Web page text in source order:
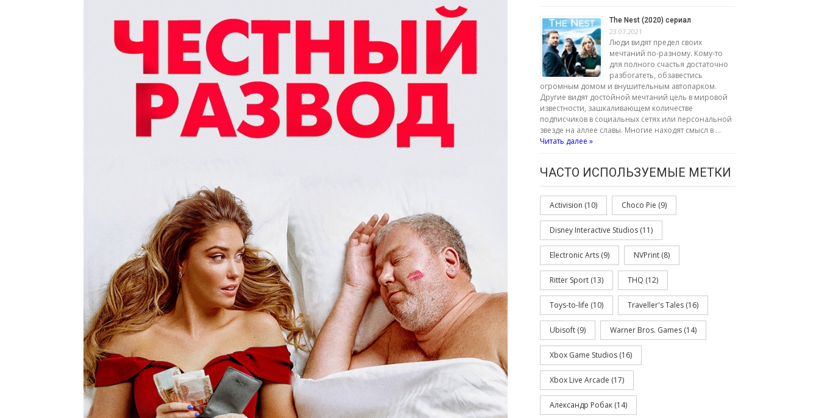
The Nest (2020) сериал
23.07.2021
Люди видят предел своих
мечтаний по-разному. Кому-то
для полного счастья достаточно
разбогатеть, обзавестись
огромным домом и внушительным автопарком.
Другие видят достойной мечтаний цель в мировой
известности, зашкаливающем количестве
подписчиков в социальных сетях или персональной
звезде на аллее славы. Многие находят смысл в …
Читать далее »
ЧАСТО ИСПОЛЬЗУЕМЫЕ МЕТКИ
Activision (10) Choco Pie (9)
Disney Interactive Studios (11)
Electronic Arts (9) NVPrint (8)
Ritter Sport (13) THQ (12)
Toys-to-life (10) Traveller's Tales (16)
Ubisoft (9) Warner Bros. Games (14)
Xbox Game Studios (16)
Xbox Live Arcade (17)
Александр Робак (14)